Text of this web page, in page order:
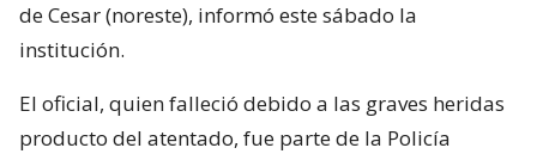
de Cesar (noreste), informó este sábado la
institución.
El oficial, quien falleció debido a las graves heridas
producto del atentado, fue parte de la Policía